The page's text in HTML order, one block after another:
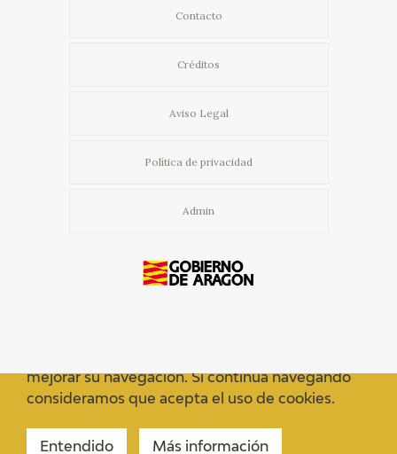
Contacto
Créditos
Aviso Legal
Política de privacidad
Admin
mejorar su navegación. Si continua navegando
consideramos que acepta el uso de cookies.
Entendido Más información